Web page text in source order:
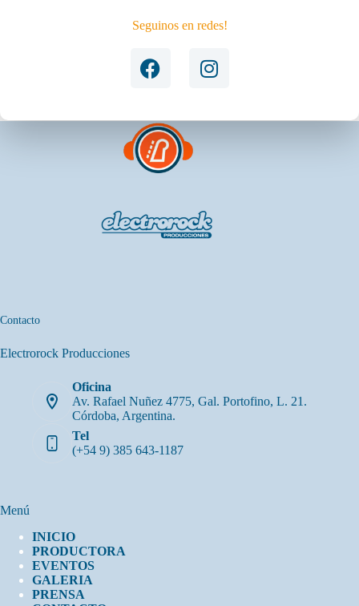
Seguinos en redes!
Contacto
Electrorock Producciones
Oficina
Av. Rafael Nuñez 4775, Gal. Portofino, L. 21.
Córdoba, Argentina.
Tel
(+54 9) 385 643-1187
Menú
INICIO
PRODUCTORA
EVENTOS
GALERIA
PRENSA